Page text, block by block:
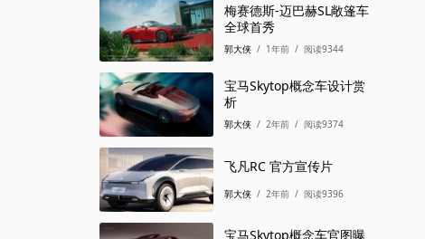
梅赛德斯-迈巴赫SL敞篷车
全球首秀
郭大侠 / 1年前 / 阅读9344
宝马Skytop概念车设计赏
析
郭大侠 / 2年前 / 阅读9374
飞凡RC 官方宣传片
郭大侠 / 2年前 / 阅读9396
宝马Skytop概念车官图曝